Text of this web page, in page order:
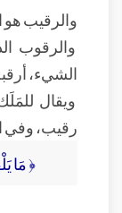
والرقيب هو
والرقوب
الشيء،
ويقال
رقيب، وفي
﴿ مَا